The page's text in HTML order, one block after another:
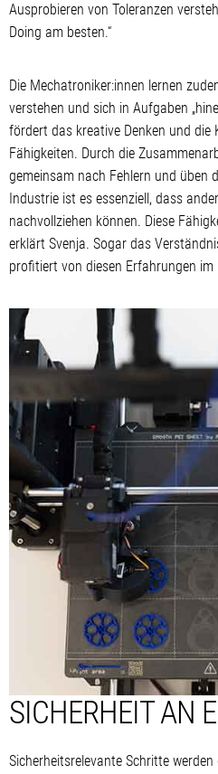
Ausprobieren von Toleranzen
Doing am besten.“
Die Mechatroniker:innen lernen
verstehen und sich in Aufgaben
fördert das kreative Denken und die
Fähigkeiten. Durch die
gemeinsam nach Fehlern und üben
Industrie ist es essenziell, dass
nachvollziehen können. Diese
erklärt Svenja. Sogar das
profitiert von diesen Erfahrungen im
SICHERHEIT AN
Sicherheitsrelevante Schritte